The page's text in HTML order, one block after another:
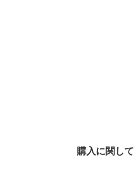
購入に関して